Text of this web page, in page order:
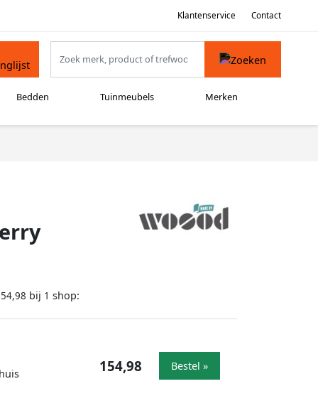
Klantenservice Contact
Bedden Tuinmeubels Merken
bij 1 shop:
154,98 Bestel »